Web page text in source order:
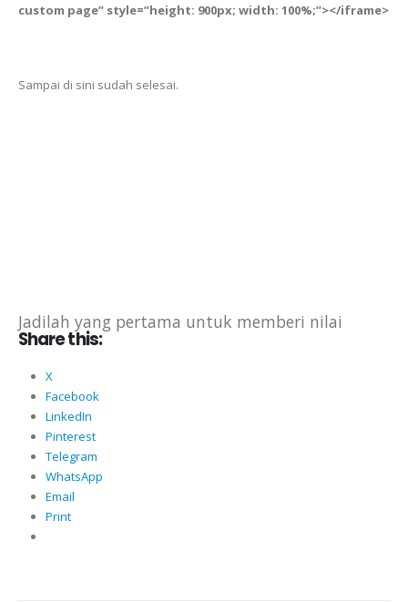
custom page” style=”height: 900px; width: 100%;”></iframe>
Sampai di sini sudah selesai.
Jadilah yang pertama untuk memberi nilai
Share this:
X
Facebook
LinkedIn
Pinterest
Telegram
WhatsApp
Email
Print